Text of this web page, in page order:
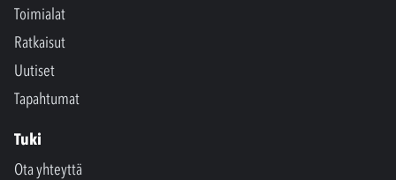
Toimialat
Ratkaisut
Uutiset
Tapahtumat
Tuki
Ota yhteyttä